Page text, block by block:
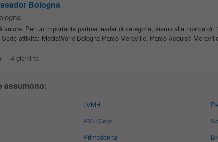
Bologna
valore. Per un importante partner leader di categoria, siamo alla ricerca di: 1
attività: MediaWorld Bologna Parco Meraville, Parco Acquisti
- 4 giorni fa
assumono:
LVMH
PVH Corp.
Primadonna